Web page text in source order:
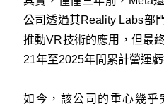
公司透過其Reality Labs部
推動VR技術的應用，但最
21年至2025年間累計營運
如今，該公司的重心幾乎